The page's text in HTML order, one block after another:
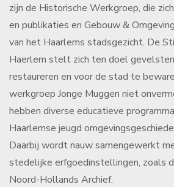
zijn de Historische Werkgroep, die
en publikaties en Gebouw &
van het Haarlems stadsgezicht. De
Haerlem stelt zich ten doel
restaureren en voor de stad te
werkgroep Jonge Muggen niet
hebben diverse educatieve
Haarlemse jeugd
Daarbij wordt nauw samengewerkt
stedelijke erfgoedinstellingen, zoals
Noord-Hollands Archief.